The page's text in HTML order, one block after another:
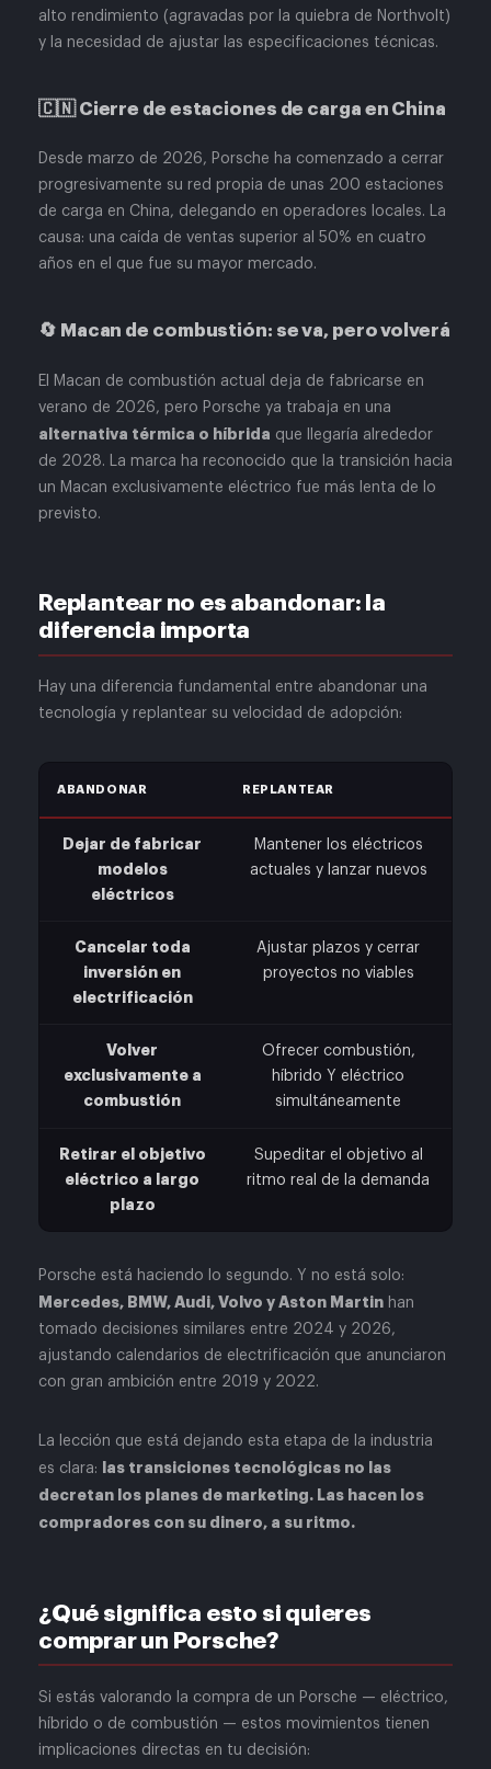
alto rendimiento (agravadas por la quiebra de Northvolt)
y la necesidad de ajustar las especificaciones técnicas.
🇨🇳 Cierre de estaciones de carga en China
Desde marzo de 2026, Porsche ha comenzado a cerrar
progresivamente su red propia de unas 200 estaciones
de carga en China, delegando en operadores locales. La
causa: una caída de ventas superior al 50% en cuatro
años en el que fue su mayor mercado.
🔄 Macan de combustión: se va, pero volverá
El Macan de combustión actual deja de fabricarse en
verano de 2026, pero Porsche ya trabaja en una
alternativa térmica o híbrida que llegaría alrededor
de 2028. La marca ha reconocido que la transición hacia
un Macan exclusivamente eléctrico fue más lenta de lo
previsto.
Replantear no es abandonar: la
diferencia importa
Hay una diferencia fundamental entre abandonar una
tecnología y replantear su velocidad de adopción:
ABANDONAR REPLANTEAR
Dejar de fabricar
modelos
eléctricos
Mantener los eléctricos
actuales y lanzar nuevos
Cancelar toda
inversión en
electrificación
Ajustar plazos y cerrar
proyectos no viables
Volver
exclusivamente a
combustión
Ofrecer combustión,
híbrido Y eléctrico
simultáneamente
Retirar el objetivo
eléctrico a largo
plazo
Supeditar el objetivo al
ritmo real de la demanda
Porsche está haciendo lo segundo. Y no está solo:
Mercedes, BMW, Audi, Volvo y Aston Martin han
tomado decisiones similares entre 2024 y 2026,
ajustando calendarios de electrificación que anunciaron
con gran ambición entre 2019 y 2022.
La lección que está dejando esta etapa de la industria
es clara:
las transiciones tecnológicas no las
decretan los planes de marketing. Las hacen los
compradores con su dinero, a su ritmo.
¿Qué significa esto si quieres
comprar un Porsche?
Si estás valorando la compra de un Porsche — eléctrico,
híbrido o de combustión — estos movimientos tienen
implicaciones directas en tu decisión: